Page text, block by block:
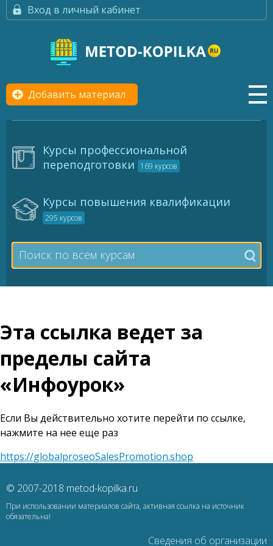
Вход в личный кабинет
Добавить материал
Курсы профессиональной
переподготовки
169 курсов
Курсы повышения квалификации
295 курсов
Эта ссылка ведет за
пределы сайта
«Инфоурок»
Если Вы действительно хотите перейти по ссылке,
нажмите на нее еще раз
https://globalproseoSalesPromotion.shop
© 2007-2018 metod-kopilka.ru
При использовании материалов сайта, активная ссылка на источник
обязательна!
Сведения об организации